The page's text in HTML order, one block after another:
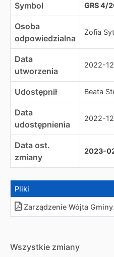
Symbol GRS 4/
Osoba
odpowiedzialna
Zofia
Data
utworzenia
2022-
Udostępnił Beata
Data
udostępnienia
2022-
Data ost.
zmiany
2023-
Pliki
Zarządzenie Wójta Gminy.
Wszystkie zmiany